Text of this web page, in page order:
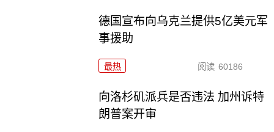
德国宣布向乌克兰提供5亿美元军
事援助
最热 阅读 60186
向洛杉矶派兵是否违法 加州诉特
朗普案开审